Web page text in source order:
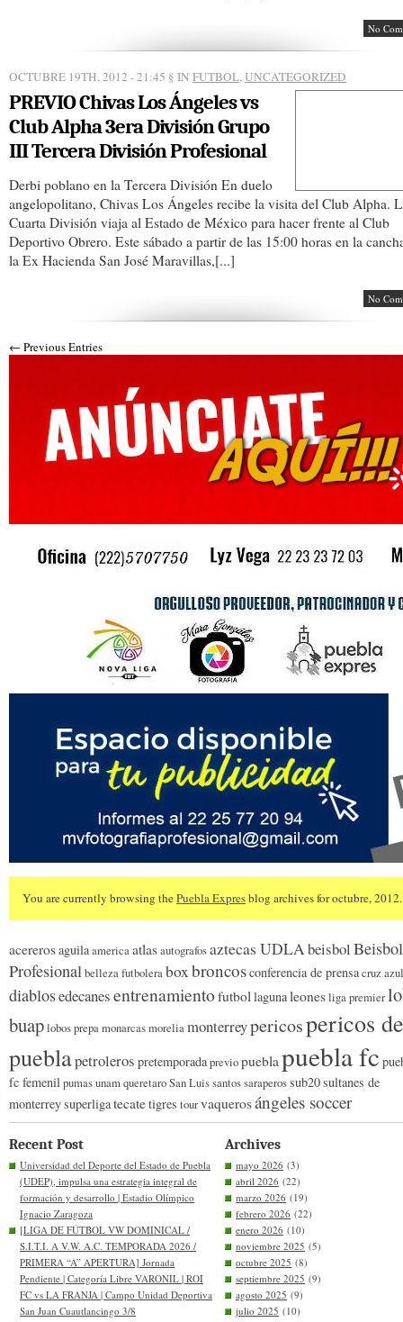
No
OCTUBRE 19TH, 2012 - 21:45 § IN FUTBOL,UNCATEGORIZED
PREVIO Chivas Los Ángeles vs
Club Alpha 3era División Grupo
III Tercera División Profesional
Derbi poblano en la Tercera División En duelo
angelopolitano, Chivas Los Ángeles recibe la visita del Club Alpha.
Cuarta División viaja al Estado de México para hacer frente al Club
Deportivo Obrero. Este sábado a partir de las 15:00 horas en la
la Ex Hacienda San José Maravillas,[...]
No
← Previous Entries
You are currently browsing thePuebla Expresblog archives for octubre, 2012.
acererosaguilaamericaatlasautografosaztecas UDLAbeisbolBeisbol
Profesionalbelleza futboleraboxbroncosconferencia de prensacruz azul
diablosedecanesentrenamientofutbollagunaleonesliga premier
buaplobos prepamonarcas moreliamonterreypericospericos de
pueblapetroleros pretemporadapreviopueblapuebla fc
fc femenilpumas unamqueretaroSan Luissantossaraperossub20sultanes de
monterreysuperligatecatetigres tourvaquerosángeles soccer
Recent Post
Universidad del Deporte del Estado de Puebla
(UDEP), impulsa una estrategia integral de
formación y desarrollo | Estadio Olímpico
Ignacio Zaragoza
[LIGA DE FÚTBOL VW DOMINICAL /
S.I.T.I. A V.W. A.C. TEMPORADA 2026 /
PRIMERA “A” APERTURA] Jornada
Pendiente | Categoría Libre VARONIL | ROI
FC vs LA FRANJA | Campo Unidad Deportiva
San Juan Cuautlancingo 3/8
Archives
mayo 2026 (3)
abril 2026 (22)
marzo 2026 (19)
febrero 2026 (22)
enero 2026 (10)
noviembre 2025 (5)
octubre 2025 (8)
septiembre 2025 (9)
agosto 2025 (9)
julio 2025 (10)